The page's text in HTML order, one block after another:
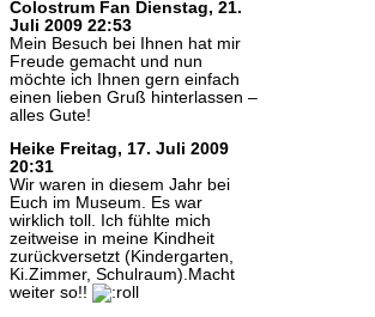
Colostrum Fan Dienstag, 21.
Juli 2009 22:53
Mein Besuch bei Ihnen hat mir
Freude gemacht und nun
möchte ich Ihnen gern einfach
einen lieben Gruß hinterlassen –
alles Gute!
Heike Freitag, 17. Juli 2009
20:31
Wir waren in diesem Jahr bei
Euch im Museum. Es war
wirklich toll. Ich fühlte mich
zeitweise in meine Kindheit
zurückversetzt (Kindergarten,
Ki.Zimmer, Schulraum).Macht
weiter so!!